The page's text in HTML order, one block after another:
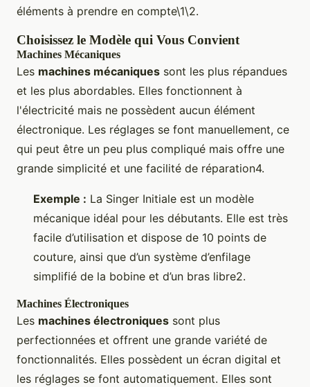
éléments à prendre en compte\1\2.
Choisissez le Modèle qui Vous Convient
Machines Mécaniques
Les machines mécaniques sont les plus répandues
et les plus abordables. Elles fonctionnent à
l'électricité mais ne possèdent aucun élément
électronique. Les réglages se font manuellement, ce
qui peut être un peu plus compliqué mais offre une
grande simplicité et une facilité de réparation4.
Exemple : La Singer Initiale est un modèle
mécanique idéal pour les débutants. Elle est très
facile d’utilisation et dispose de 10 points de
couture, ainsi que d’un système d’enfilage
simplifié de la bobine et d’un bras libre2.
Machines Électroniques
Les machines électroniques sont plus
perfectionnées et offrent une grande variété de
fonctionnalités. Elles possèdent un écran digital et
les réglages se font automatiquement. Elles sont